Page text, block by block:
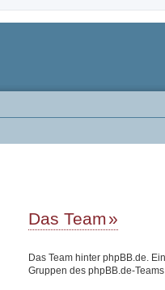
Das Team
Das Team hinter phpBB.de.
Gruppen des phpBB.de-